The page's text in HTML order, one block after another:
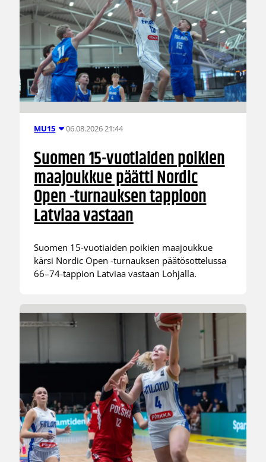
MU15 06.08.2026 21:44
Suomen 15-vuotiaiden poikien
maajoukkue päätti Nordic
Open -turnauksen tappioon
Latviaa vastaan
Suomen 15-vuotiaiden poikien maajoukkue
kärsi Nordic Open -turnauksen päätösottelussa
66–74-tappion Latviaa vastaan Lohjalla.